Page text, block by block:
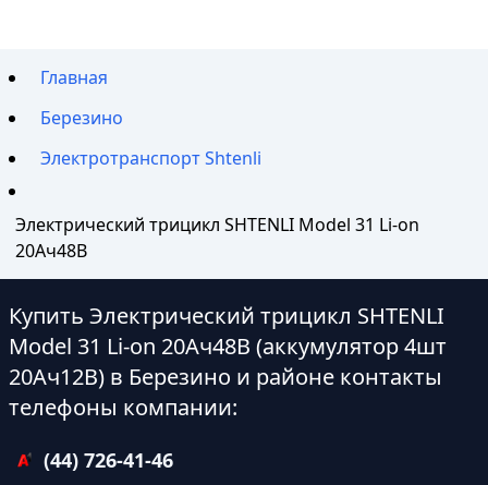
Главная
Березино
Электротранспорт Shtenli
Электрический трицикл SHTENLI Model 31 Li-on
20Ач48В
Купить Электрический трицикл SHTENLI
Model 31 Li-on 20Ач48В (аккумулятор 4шт
20Ач12В) в Березино и районе контакты
телефоны компании:
(44) 726-41-46